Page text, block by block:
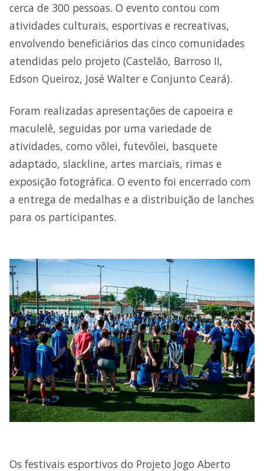
cerca de 300 pessoas. O evento contou com
atividades culturais, esportivas e recreativas,
envolvendo beneficiários das cinco comunidades
atendidas pelo projeto (Castelão, Barroso II,
Edson Queiroz, José Walter e Conjunto Ceará).
Foram realizadas apresentações de capoeira e
maculelê, seguidas por uma variedade de
atividades, como vôlei, futevôlei, basquete
adaptado, slackline, artes marciais, rimas e
exposição fotográfica. O evento foi encerrado com
a entrega de medalhas e a distribuição de lanches
para os participantes.
Os festivais esportivos do Projeto Jogo Aberto